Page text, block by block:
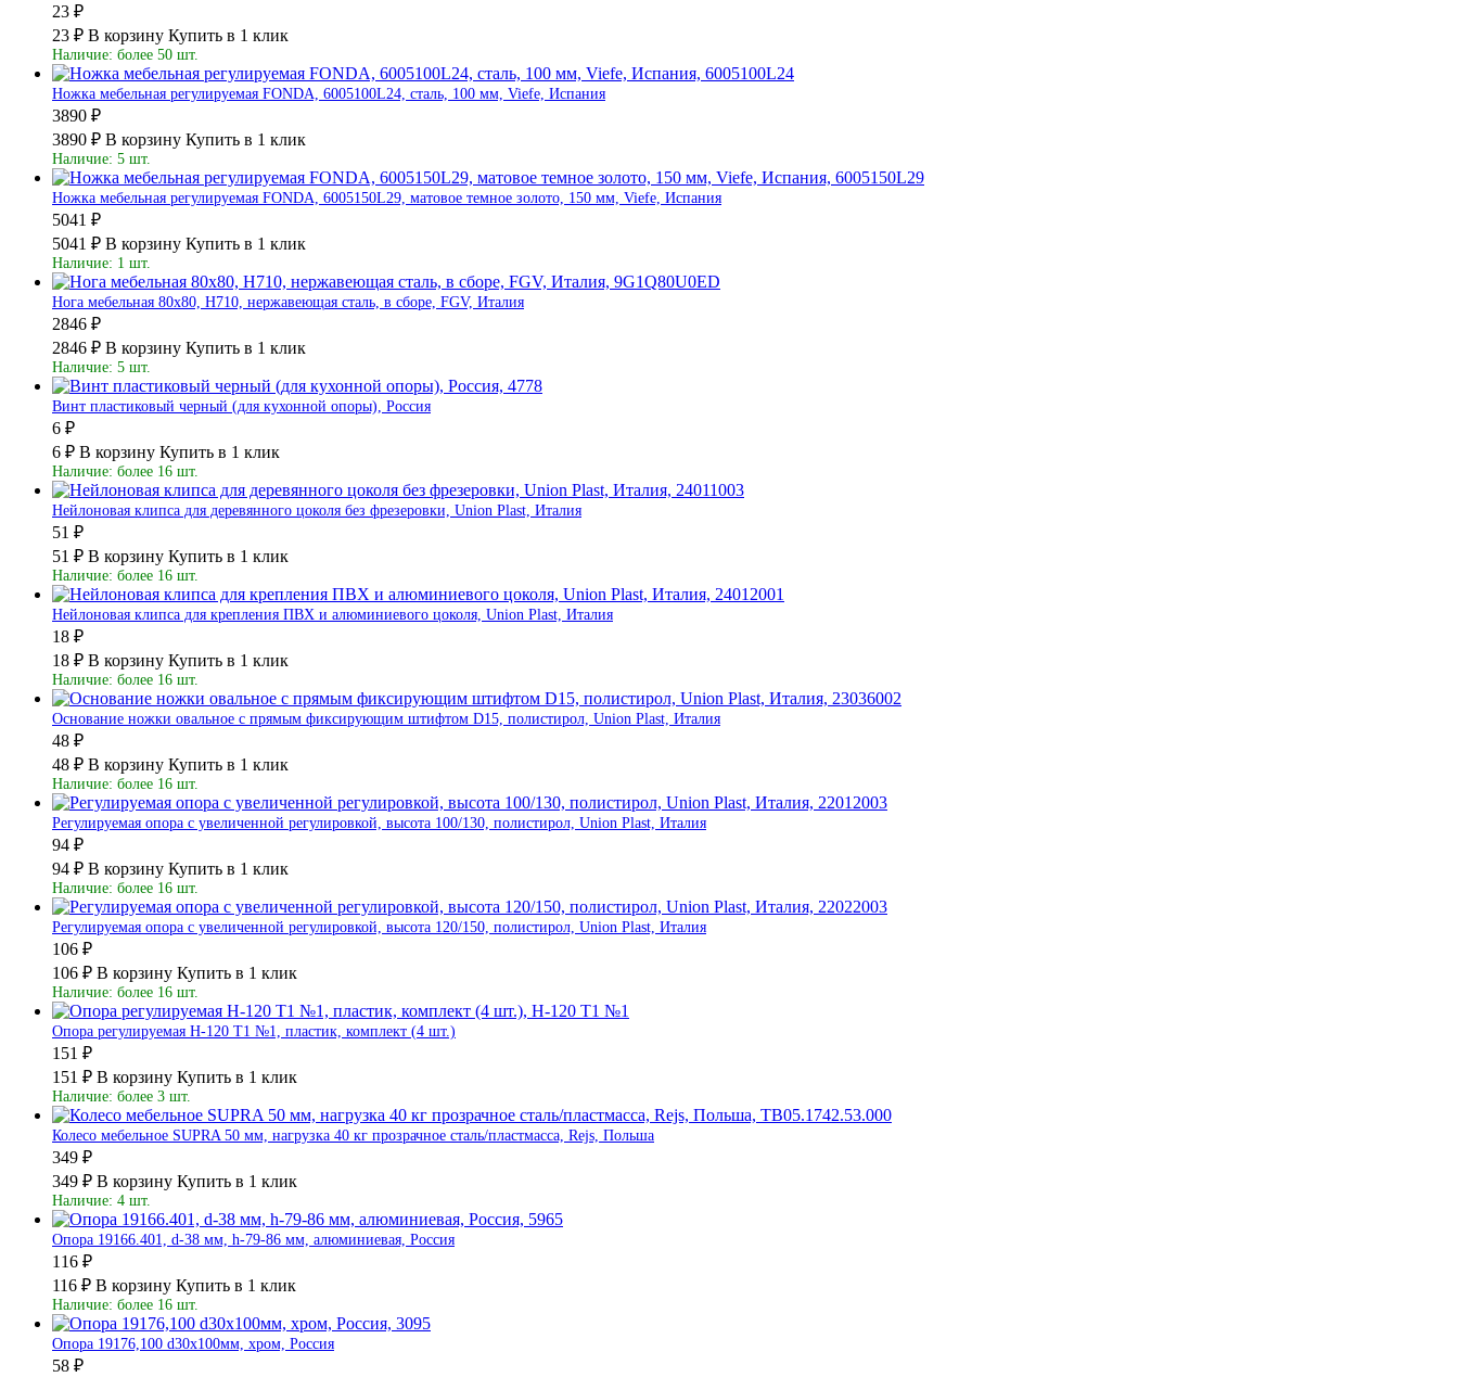
23 ₽
23 ₽ В корзину Купить в 1 клик
Наличие: более 50 шт.
Ножка мебельная регулируемая FONDA, 6005100L24, сталь, 100 мм, Viefe, Испания
3890 ₽
3890 ₽ В корзину Купить в 1 клик
Наличие: 5 шт.
Ножка мебельная регулируемая FONDA, 6005150L29, матовое темное золото, 150 мм, Viefe, Испания
5041 ₽
5041 ₽ В корзину Купить в 1 клик
Наличие: 1 шт.
Нога мебельная 80х80, Н710, нержавеющая cталь, в сборе, FGV, Италия
2846 ₽
2846 ₽ В корзину Купить в 1 клик
Наличие: 5 шт.
Винт пластиковый черный (для кухонной опоры), Россия
6 ₽
6 ₽ В корзину Купить в 1 клик
Наличие: более 16 шт.
Нейлоновая клипса для деревянного цоколя без фрезеровки, Union Plast, Италия
51 ₽
51 ₽ В корзину Купить в 1 клик
Наличие: более 16 шт.
Нейлоновая клипса для крепления ПВХ и алюминиевого цоколя, Union Plast, Италия
18 ₽
18 ₽ В корзину Купить в 1 клик
Наличие: более 16 шт.
Основание ножки овальное с прямым фиксирующим штифтом D15, полистирол, Union Plast, Италия
48 ₽
48 ₽ В корзину Купить в 1 клик
Наличие: более 16 шт.
Регулируемая опора с увеличенной регулировкой, высота 100/130, полистирол, Union Plast, Италия
94 ₽
94 ₽ В корзину Купить в 1 клик
Наличие: более 16 шт.
Регулируемая опора с увеличенной регулировкой, высота 120/150, полистирол, Union Plast, Италия
106 ₽
106 ₽ В корзину Купить в 1 клик
Наличие: более 16 шт.
Опора регулируемая Н-120 Т1 №1, пластик, комплект (4 шт.)
151 ₽
151 ₽ В корзину Купить в 1 клик
Наличие: более 3 шт.
Колесо мебельное SUPRA 50 мм, нагрузка 40 кг прозрачное сталь/пластмасса, Rejs, Польша
349 ₽
349 ₽ В корзину Купить в 1 клик
Наличие: 4 шт.
Опора 19166.401, d-38 мм, h-79-86 мм, алюминиевая, Россия
116 ₽
116 ₽ В корзину Купить в 1 клик
Наличие: более 16 шт.
Опора 19176,100 d30х100мм, хром, Россия
58 ₽